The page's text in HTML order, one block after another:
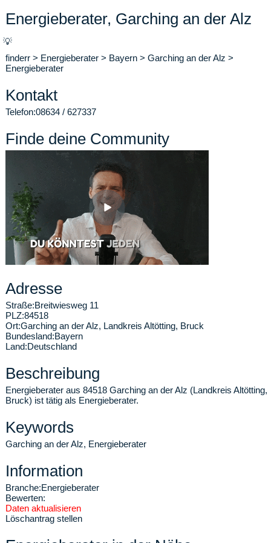
Energieberater, Garching an der Alz
💡
finderr > Energieberater > Bayern > Garching an der Alz >
Energieberater
Kontakt
Telefon:08634 / 627337
Finde deine Community
Adresse
Straße:Breitwiesweg 11
PLZ:84518
Ort:Garching an der Alz, Landkreis Altötting, Bruck
Bundesland:Bayern
Land:Deutschland
Beschreibung
Energieberater aus 84518 Garching an der Alz (Landkreis Altötting,
Bruck) ist tätig als Energieberater.
Keywords
Garching an der Alz, Energieberater
Information
Branche:Energieberater
Bewerten:
Daten aktualisieren
Löschantrag stellen